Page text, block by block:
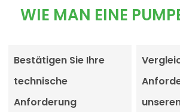
WIE MAN EINE
Bestätigen Sie Ihre
technische
Anforderung